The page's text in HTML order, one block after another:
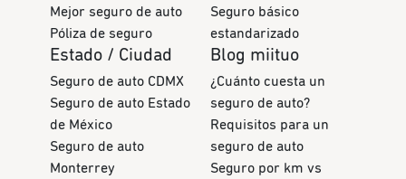
Mejor seguro de auto
Póliza de seguro
Seguro básico
estandarizado
Estado / Ciudad
Seguro de auto CDMX
Seguro de auto Estado
de México
Seguro de auto
Monterrey
Blog miituo
¿Cuánto cuesta un
seguro de auto?
Requisitos para un
seguro de auto
Seguro por km vs